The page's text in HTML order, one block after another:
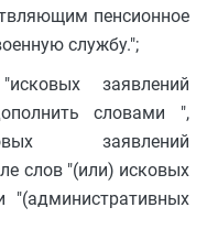
пенсионное
службу.";
заявлений
словами ",
заявлений
слов "(или) исковых
"(административных